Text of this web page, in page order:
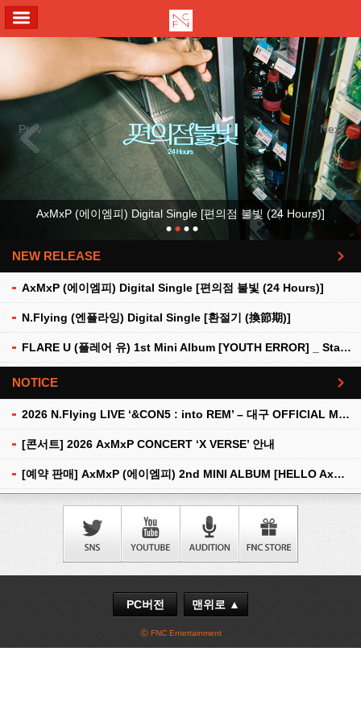
Previous Next
AxMxP (에이엠피) Digital Single [편의점 불빛 (24 Hours)]
NEW RELEASE
AxMxP (에이엠피) Digital Single [편의점 불빛 (24 Hours)]
N.Flying (엔플라잉) Digital Single [환절기 (換節期)]
FLARE U (플레어 유) 1st Mini Album [YOUTH ERROR] _ Stationery Kit Ver.
더보기
NOTICE
2026 N.Flying LIVE ‘&CON5 : into REM’ – 대구 OFFICIAL MD 현장 판매 안내
[콘서트] 2026 AxMxP CONCERT ‘X VERSE’ 안내
[예약 판매] AxMxP (에이엠피) 2nd MINI ALBUM [HELLO AxMxP] 예약 판매 안내
더보기
PC버전 맨위로 ▲
ⓒ FNC Entertainment